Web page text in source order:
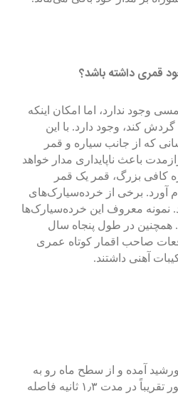
قمری داشته باشد؟
وجود ندارد، اما امکان اینکه
کند، وجود دارد. با این
که از جانب سیاره و قمر
باعث ناپایداری مدار خواهد
کافی بزرگ، قمر یک قمر
آورد. برخی از خرده‌سیارک‌های
معروف این خرده‌سیارک‌ها
همچنین در طول پنجاه سال
صاحب اقمار کوتاه عمری
آهنی داشتند.
آمده و از سطح ماه رو به
کره زمین بازتابانده شده. نور تقریباً در مدت ۱٫۳ ثانیه فاصله